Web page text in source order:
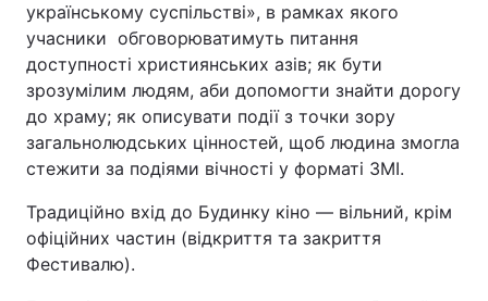
українському суспільстві», в рамках якого
учасники обговорюватимуть питання
доступності християнських азів; як бути
зрозумілим людям, аби допомогти знайти дорогу
до храму; як описувати події з точки зору
загальнолюдських цінностей, щоб людина змогла
стежити за подіями вічності у форматі ЗМІ.
Традиційно вхід до Будинку кіно ― вільний, крім
офіційних частин (відкриття та закриття
Фестивалю).